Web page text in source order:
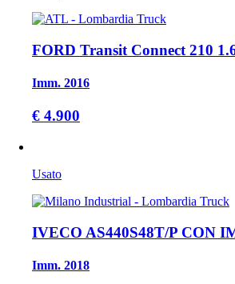
FORD Transit Connect 210
Imm. 2016
€ 4.900
Usato
IVECO AS440S48T/P CON
Imm. 2018